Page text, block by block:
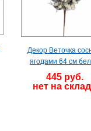
Декор Веточка
ягодами 64 см
445 руб.
нет на